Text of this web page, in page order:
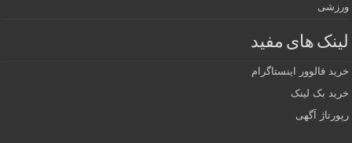
ورزشی
لینک های مفید
خرید فالوور اینستاگرام
خرید بک لینک
رپورتاژ آگهی